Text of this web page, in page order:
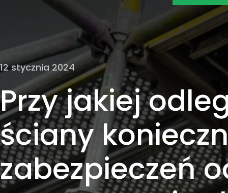
12 stycznia 2024
Przy jakiej
ściany
zabezpieczeń